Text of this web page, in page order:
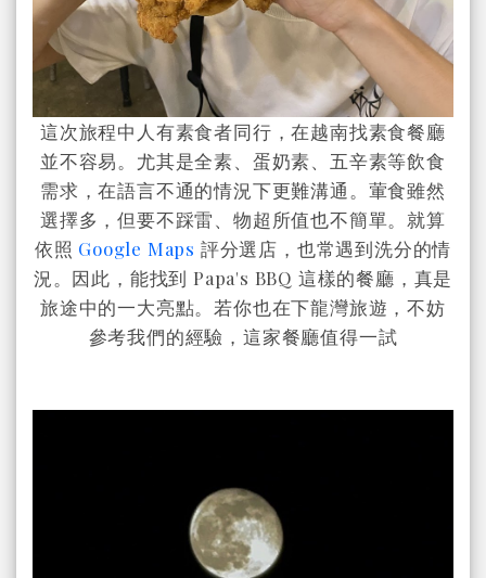
這次旅程中人有素食者同行，在越南找素食餐廳
並不容易。尤其是全素、蛋奶素、五辛素等飲食
需求，在語言不通的情況下更難溝通。葷食雖然
選擇多，但要不踩雷、物超所值也不簡單。就算
依照 Google Maps 評分選店，也常遇到洗分的情
況。因此，能找到 Papa's BBQ 這樣的餐廳，真是
旅途中的一大亮點。若你也在下龍灣旅遊，不妨
參考我們的經驗，這家餐廳值得一試